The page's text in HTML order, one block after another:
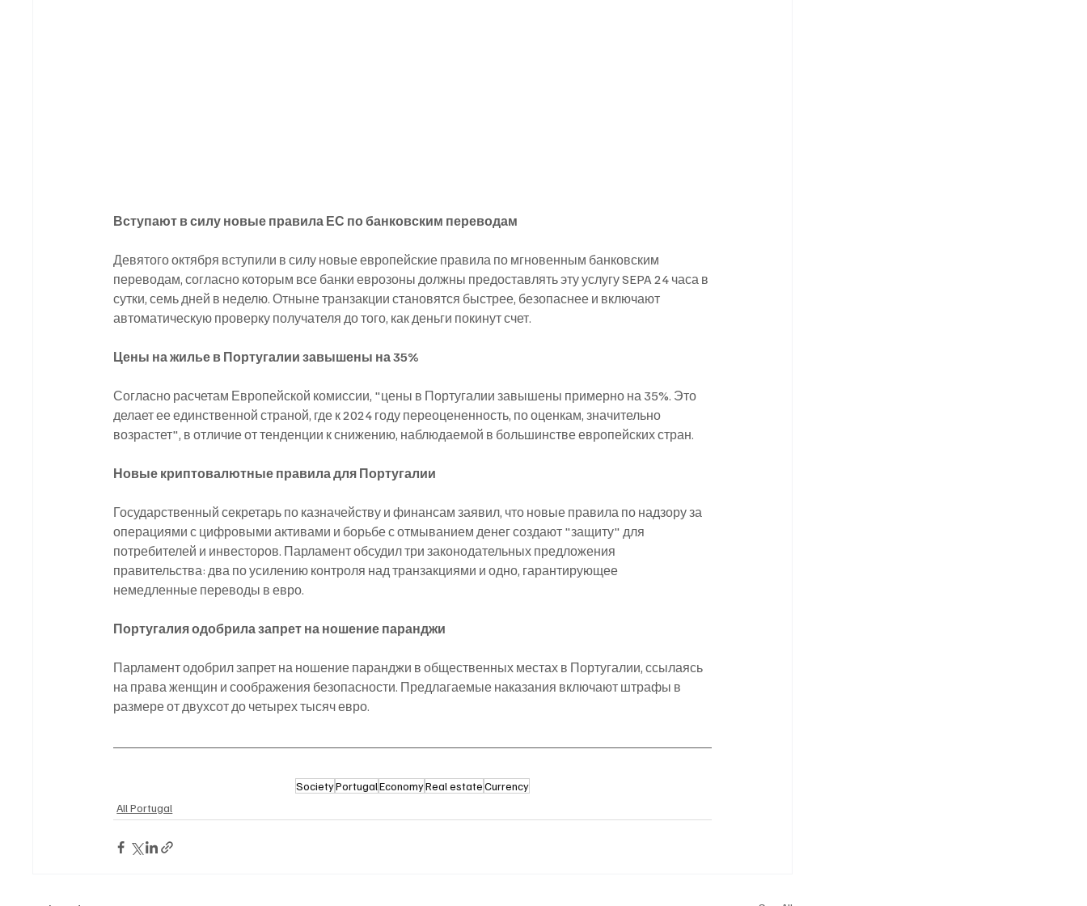
Вступают в силу новые правила ЕС по банковским переводам
Девятого октября вступили в силу новые европейские правила по мгновенным банковским
переводам, согласно которым все банки еврозоны должны предоставлять эту услугу SEPA 24 часа в
сутки, семь дней в неделю. Отныне транзакции становятся быстрее, безопаснее и включают
автоматическую проверку получателя до того, как деньги покинут счет.
Цены на жилье в Португалии завышены на 35%
Согласно расчетам Европейской комиссии, "цены в Португалии завышены примерно на 35%. Это
делает ее единственной страной, где к 2024 году переоцененность, по оценкам, значительно
возрастет", в отличие от тенденции к снижению, наблюдаемой в большинстве европейских стран.
Новые криптовалютные правила для Португалии
Государственный секретарь по казначейству и финансам заявил, что новые правила по надзору за
операциями с цифровыми активами и борьбе с отмыванием денег создают "защиту" для
потребителей и инвесторов. Парламент обсудил три законодательных предложения
правительства: два по усилению контроля над транзакциями и одно, гарантирующее
немедленные переводы в евро.
Португалия одобрила запрет на ношение паранджи
Парламент одобрил запрет на ношение паранджи в общественных местах в Португалии, ссылаясь
на права женщин и соображения безопасности. Предлагаемые наказания включают штрафы в
размере от двухсот до четырех тысяч евро.
SocietyPortugalEconomyReal estateCurrency
All Portugal